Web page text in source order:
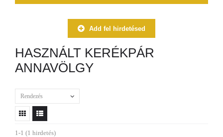
Add fel hirdetésed
HASZNÁLT KERÉKPÁR
ANNAVÖLGY
Rendezés
1-1 (1 hirdetés)